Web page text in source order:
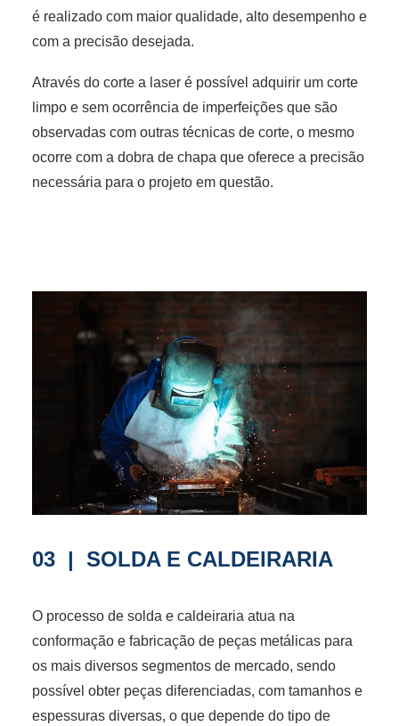
é realizado com maior qualidade, alto desempenho e
com a precisão desejada.
Através do corte a laser é possível adquirir um corte
limpo e sem ocorrência de imperfeições que são
observadas com outras técnicas de corte, o mesmo
ocorre com a dobra de chapa que oferece a precisão
necessária para o projeto em questão.
03 | SOLDA E CALDEIRARIA
O processo de solda e caldeiraria atua na
conformação e fabricação de peças metálicas para
os mais diversos segmentos de mercado, sendo
possível obter peças diferenciadas, com tamanhos e
espessuras diversas, o que depende do tipo de